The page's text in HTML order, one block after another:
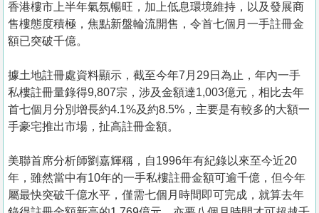
香港樓市上半年氣氛暢旺，加上低息環境維持，以及發展商
售樓態度積極，焦點新盤輪流開售，令首七個月一手註冊金
額已突破千億。
據土地註冊處資料顯示，截至今年7月29日為止，年內一手
私樓註冊量錄得9,807宗，涉及金額達1,003億元，相比去年
首七個月分別增長約4.1%及約8.5%，主要是有較多的大額一
手豪宅推出市場，扯高註冊金額。
美聯首席分析師劉嘉輝稱，自1996年有紀錄以來至今近20
年，雖然當中有10年的一手私樓註冊金額可逾千億，但今年
屬最快突破千億水平，僅需七個月時間即可完成，就算去年